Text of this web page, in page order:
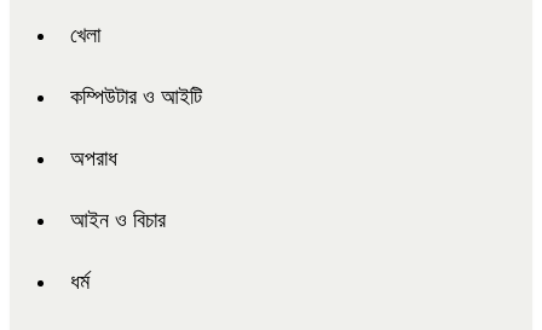
খেলা
কম্পিউটার ও আইটি
অপরাধ
আইন ও বিচার
ধর্ম